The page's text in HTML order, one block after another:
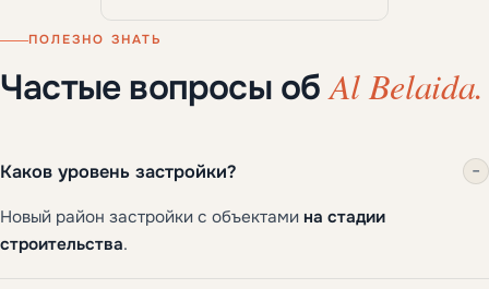
ПОЛЕЗНО ЗНАТЬ
Частые вопросы обAl Belaida.
Каков уровень застройки? −
Новый район застройки с объектами на стадии
строительства.